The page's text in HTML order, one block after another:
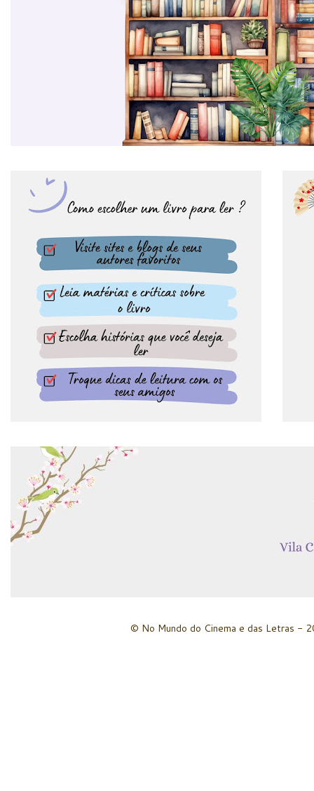
© No Mundo do Cinema e das Letras -